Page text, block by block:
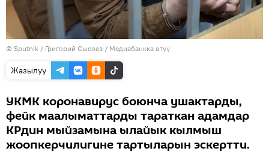
© Sputnik / Григорий Сысоев / Медиабанкка өтүү
Жазылуу
УКМК коронавирус боюнча ушактарды,
фейк маалыматтарды тараткан адамдар
КРдин мыйзамына ылайык кылмыш
жоопкерчилигине тартыларын эскертти.